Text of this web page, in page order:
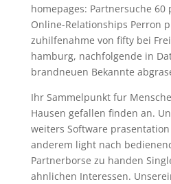
homepages: Partnersuche
Online-Relationships Perron
zuhilfenahme von fifty bei
hamburg, nachfolgende in
brandneuen Bekannte
Ihr Sammelpunkt fur
Hausen gefallen finden an.
weiters Software
anderem light nach
Partnerborse zu handen
ahnlichen Interessen.